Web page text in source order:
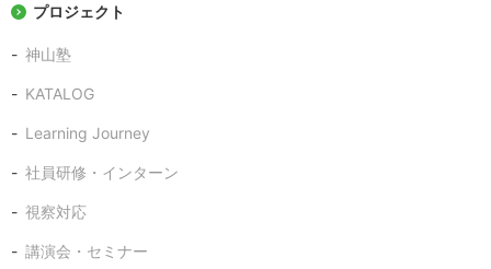
プロジェクト
神山塾
KATALOG
Learning Journey
社員研修・インターン
視察対応
講演会・セミナー